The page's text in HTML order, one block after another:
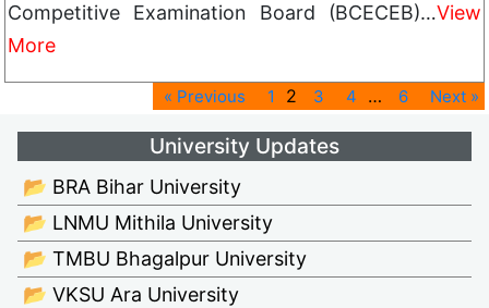
Competitive Examination Board (BCECEB)…View
More
« Previous 1 2 3 4 … 6 Next »
University Updates
📂 BRA Bihar University
📂 LNMU Mithila University
📂 TMBU Bhagalpur University
📂 VKSU Ara University